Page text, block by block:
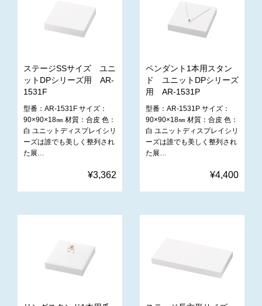
ステージSSサイズ ユニ
ットDPシリーズ用 AR-
1531F
型番：AR-1531F サイズ：
90×90×18㎜ 材質：合皮 色：
白 ユニットディスプレイシリ
ーズは誰でも美しく整列され
た展…
¥3,362
ペンダント1本用スタン
ド ユニットDPシリーズ
用 AR-1531P
型番：AR-1531P サイズ：
90×90×18㎜ 材質：合皮 色：
白 ユニットディスプレイシリ
ーズは誰でも美しく整列され
た展…
¥4,400